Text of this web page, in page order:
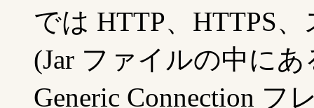
では HTTP、HTTPS
(Jar ファイルの中に
Generic Connection